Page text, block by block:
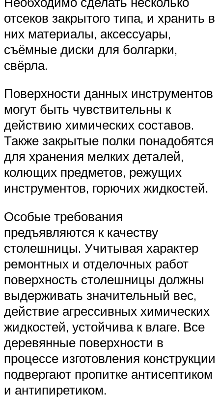
отсеков закрытого типа, и хранить в
них материалы, аксессуары,
съёмные диски для болгарки,
свёрла.
Поверхности данных инструментов
могут быть чувствительны к
действию химических составов.
Также закрытые полки понадобятся
для хранения мелких деталей,
колющих предметов, режущих
инструментов, горючих жидкостей.
Особые требования
предъявляются к качеству
столешницы. Учитывая характер
ремонтных и отделочных работ
поверхность столешницы должны
выдерживать значительный вес,
действие агрессивных химических
жидкостей, устойчива к влаге. Все
деревянные поверхности в
процессе изготовления конструкции
подвергают пропитке антисептиком
и антипиретиком.